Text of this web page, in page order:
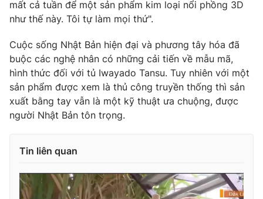
Ðiện thoại Thời báo VTV:024.66 897 897
Email:toasoan@vtv.vn
Liên hệ quảng cáo: 024-7300.7108
mất cả tuần để một sản phẩm kim loại nổi phồng 3D
như thế này. Tôi tự làm mọi thứ".
Cuộc sống Nhật Bản hiện đại và phương tây hóa đã
buộc các nghệ nhân có những cải tiến về mẫu mã,
hình thức đối với tủ Iwayado Tansu. Tuy nhiên với một
sản phẩm được xem là thủ công truyền thống thì sản
xuất bằng tay vẫn là một kỹ thuật ưa chuộng, được
người Nhật Bản tôn trọng.
Tin liên quan